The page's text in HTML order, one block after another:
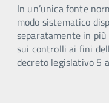
In un’unica fonte
modo sistematico
separatamente in
sui controlli ai fini
decreto legislativo 5